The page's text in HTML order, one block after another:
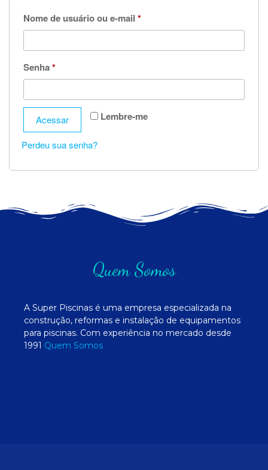
Nome de usuário ou e-mail *
Senha*
Lembre-me
Acessar
Perdeu sua senha?
Quem Somos
A Super Piscinas é uma empresa especializada na
construção, reformas e instalação de equipamentos
para piscinas. Com experiência no mercado desde
1991 Quem Somos